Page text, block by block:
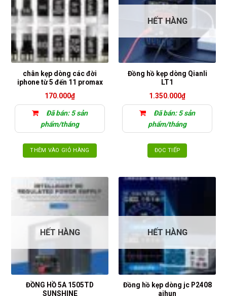
chân kẹp dòng các đời
iphone từ 5 đến 11 promax
170.000₫
Đã bán: 5 sản
phẩm/tháng
THÊM VÀO GIỎ HÀNG
HẾT HÀNG
Đồng hồ kẹp dòng Qianli
LT1
1.350.000₫
Đã bán: 5 sản
phẩm/tháng
ĐỌC TIẾP
HẾT HÀNG
ĐỒNG HỒ 5A 1505TD
SUNSHINE
HẾT HÀNG
Đồng hồ kẹp dòng jc P2408
aihun